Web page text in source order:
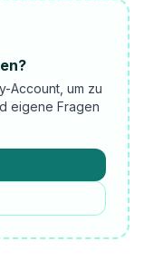
Account, um zu
eigene Fragen